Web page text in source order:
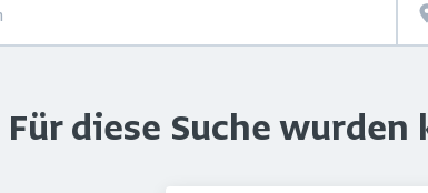
Für diese Suche